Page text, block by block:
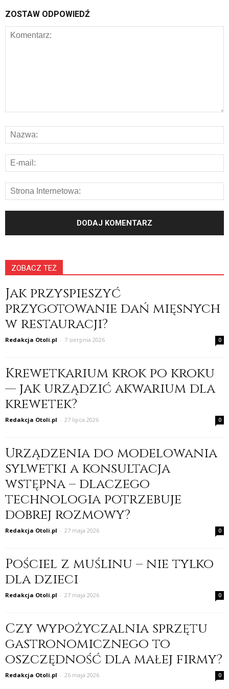
ZOSTAW ODPOWIEDŹ
ZOBACZ TEŻ
Jak przyspieszyć
przygotowanie dań mięsnych
w restauracji?
Redakcja Otoli.pl - 7 sierpnia 2026 0
Krewetkarium krok po kroku
— jak urządzić akwarium dla
krewetek?
Redakcja Otoli.pl - 27 lipca 2026 0
Urządzenia do modelowania
sylwetki a konsultacja
wstępna – dlaczego
technologia potrzebuje
dobrej rozmowy?
Redakcja Otoli.pl - 27 maja 2026 0
Pościel z muślinu – nie tylko
dla dzieci
Redakcja Otoli.pl - 27 maja 2026 0
Czy wypożyczalnia sprzętu
gastronomicznego to
oszczędność dla małej firmy?
Redakcja Otoli.pl - 26 maja 2026 0